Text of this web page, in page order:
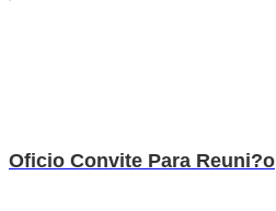
Oficio Convite Para Reuni?o